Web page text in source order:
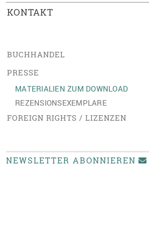
KONTAKT
BUCHHANDEL
PRESSE
MATERIALIEN ZUM DOWNLOAD
REZENSIONSEXEMPLARE
FOREIGN RIGHTS / LIZENZEN
NEWSLETTER ABONNIEREN